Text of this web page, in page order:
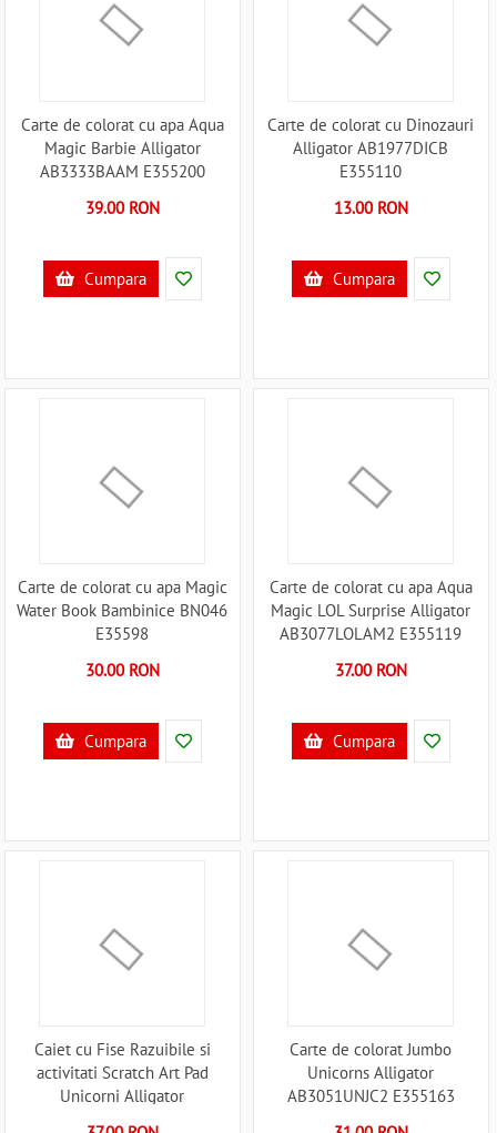
Carte de colorat cu apa Aqua
Magic Barbie Alligator
AB3333BAAM E355200
39.00 RON
Cumpara
Carte de colorat cu Dinozauri
Alligator AB1977DICB
E355110
13.00 RON
Cumpara
Carte de colorat cu apa Magic
Water Book Bambinice BN046
E35598
30.00 RON
Cumpara
Carte de colorat cu apa Aqua
Magic LOL Surprise Alligator
AB3077LOLAM2 E355119
37.00 RON
Cumpara
Caiet cu Fise Razuibile si
activitati Scratch Art Pad
Unicorni Alligator
Carte de colorat Jumbo
Unicorns Alligator
AB3051UNJC2 E355163